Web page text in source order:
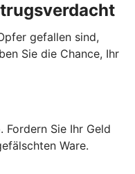
gefallen sind,
Sie die Chance, Ihr
Fordern Sie Ihr Geld
Ware.